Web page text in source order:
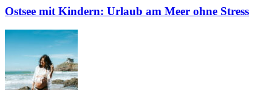
Ostsee mit Kindern: Urlaub am Meer ohne Stress